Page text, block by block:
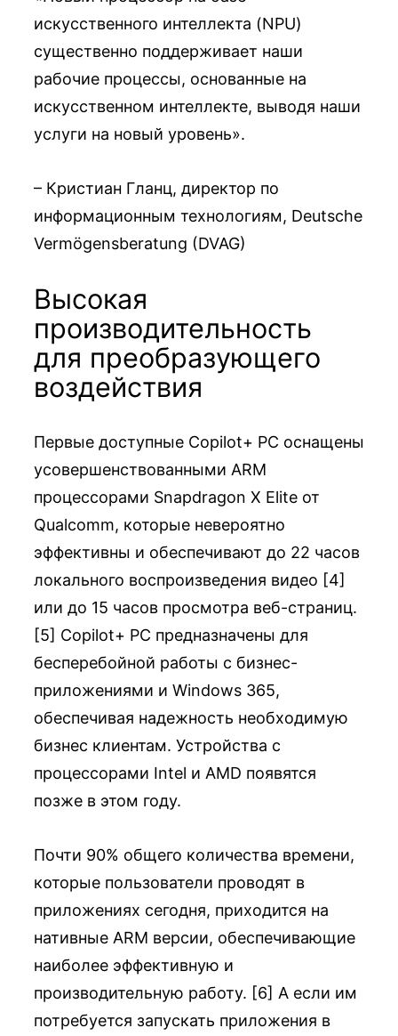
искусственного интеллекта (NPU)
существенно поддерживает наши
рабочие процессы, основанные на
искусственном интеллекте, выводя наши
услуги на новый уровень».
– Кристиан Гланц, директор по
информационным технологиям, Deutsche
Vermögensberatung (DVAG)
Высокая
производительность
для преобразующего
воздействия
Первые доступные Copilot+ PC оснащены
усовершенствованными ARM
процессорами Snapdragon X Elite от
Qualcomm, которые невероятно
эффективны и обеспечивают до 22 часов
локального воспроизведения видео [4]
или до 15 часов просмотра веб-страниц.
[5] Copilot+ PC предназначены для
бесперебойной работы с бизнес-
приложениями и Windows 365,
обеспечивая надежность необходимую
бизнес клиентам. Устройства с
процессорами Intel и AMD появятся
позже в этом году.
Почти 90% общего количества времени,
которые пользователи проводят в
приложениях сегодня, приходится на
нативные ARM версии, обеспечивающие
наиболее эффективную и
производительную работу. [6] А если им
потребуется запускать приложения в